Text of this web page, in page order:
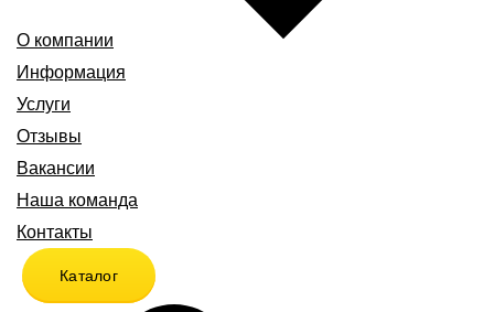
О компании
Информация
Услуги
Отзывы
Вакансии
Наша команда
Контакты
Каталог